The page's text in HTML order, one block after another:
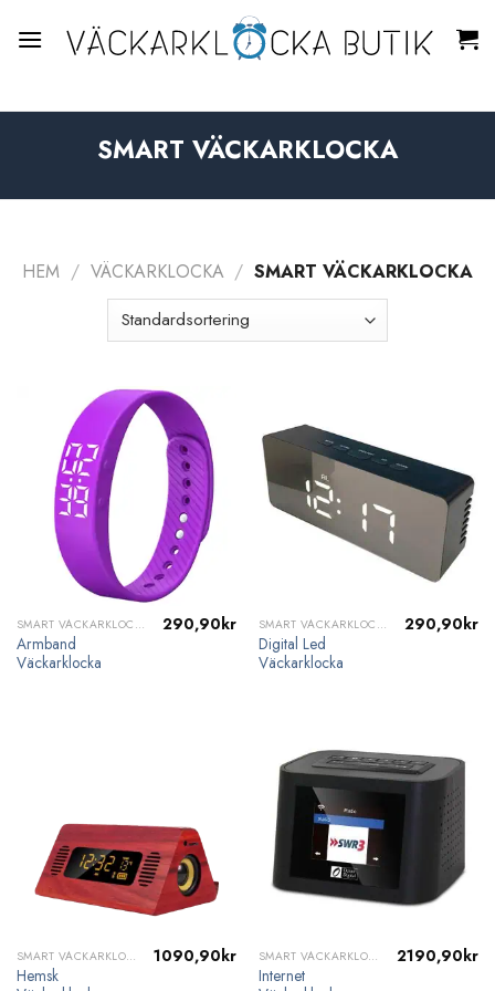
SMART VÄCKARKLOCKA
HEM / VÄCKARKLOCKA / SMART VÄCKARKLOCKA
SMART VÄCKARKLOCKA
Armband
Väckarklocka
290,90kr SMART VÄCKARKLOCKA
Digital Led
Väckarklocka
290,90kr
SMART VÄCKARKLOCKA
Hemsk
1090,90kr SMART VÄCKARKLOCKA
Internet
2190,90kr